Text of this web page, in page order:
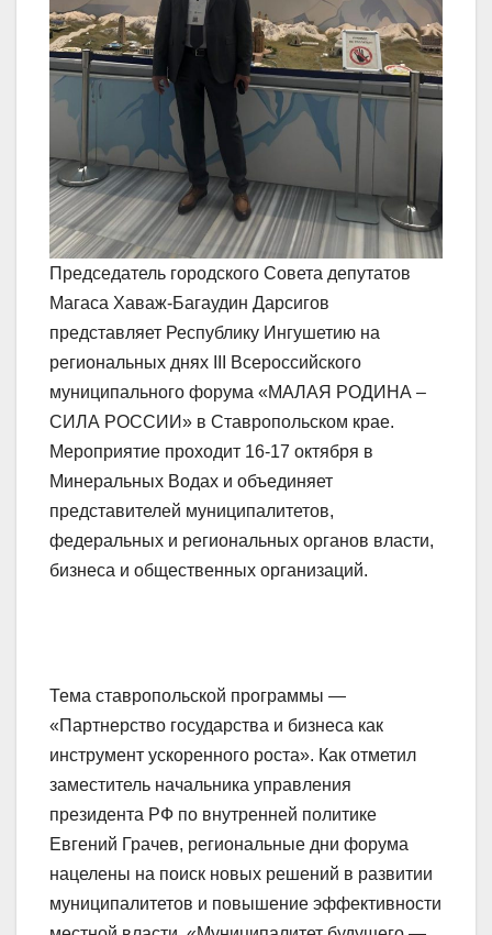
Председатель городского Совета депутатов
Магаса Хаваж-Багаудин Дарсигов
представляет Республику Ингушетию на
региональных днях III Всероссийского
муниципального форума «МАЛАЯ РОДИНА –
СИЛА РОССИИ» в Ставропольском крае.
Мероприятие проходит 16-17 октября в
Минеральных Водах и объединяет
представителей муниципалитетов,
федеральных и региональных органов власти,
бизнеса и общественных организаций.
Тема ставропольской программы —
«Партнерство государства и бизнеса как
инструмент ускоренного роста». Как отметил
заместитель начальника управления
президента РФ по внутренней политике
Евгений Грачев, региональные дни форума
нацелены на поиск новых решений в развитии
муниципалитетов и повышение эффективности